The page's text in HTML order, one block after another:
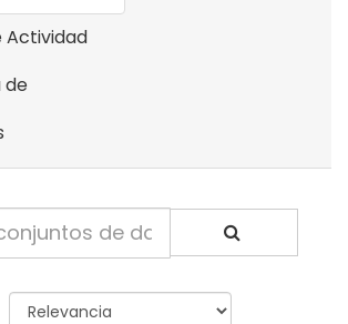
Actividad
de